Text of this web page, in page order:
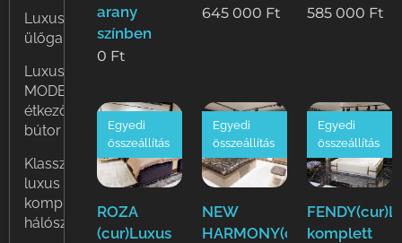
Luxus
ülőgarnitúrák
Luxus
MODERN
étkező
bútor
Klasszikus
luxus
komplett
hálószoba
arany
színben
0 Ft
645 000 Ft 585 000 Ft
ROZA
(cur)Luxus
Egyedi
összeállítás
NEW
HARMONY(cur)Luxus
Egyedi
összeállítás
komplett
Egyedi
összeállítás